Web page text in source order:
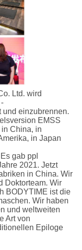
Ltd. wird
und einzubrennen.
EMSS
China, in
in Japan
gab ppl
2021. Jetzt
in China. Wir
Doktorteam. Wir
BODYTIME ist die
Wir haben
und weltweiten
Art von
Epiloge